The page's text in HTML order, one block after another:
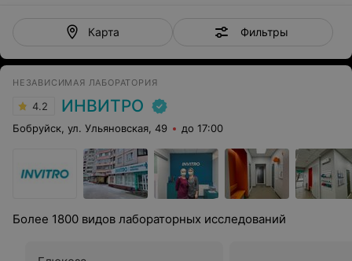
Карта Фильтры
НЕЗАВИСИМАЯ ЛАБОРАТОРИЯ
4.2 ИНВИТРО
Бобруйск, ул. Ульяновская, 49 до 17:00
Более 1800 видов лабораторных исследований